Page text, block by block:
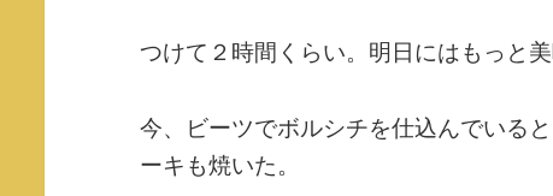
つけて２時間くらい。明日にはもっと
今、ビーツでボルシチを仕込んでいる
ーキも焼いた。